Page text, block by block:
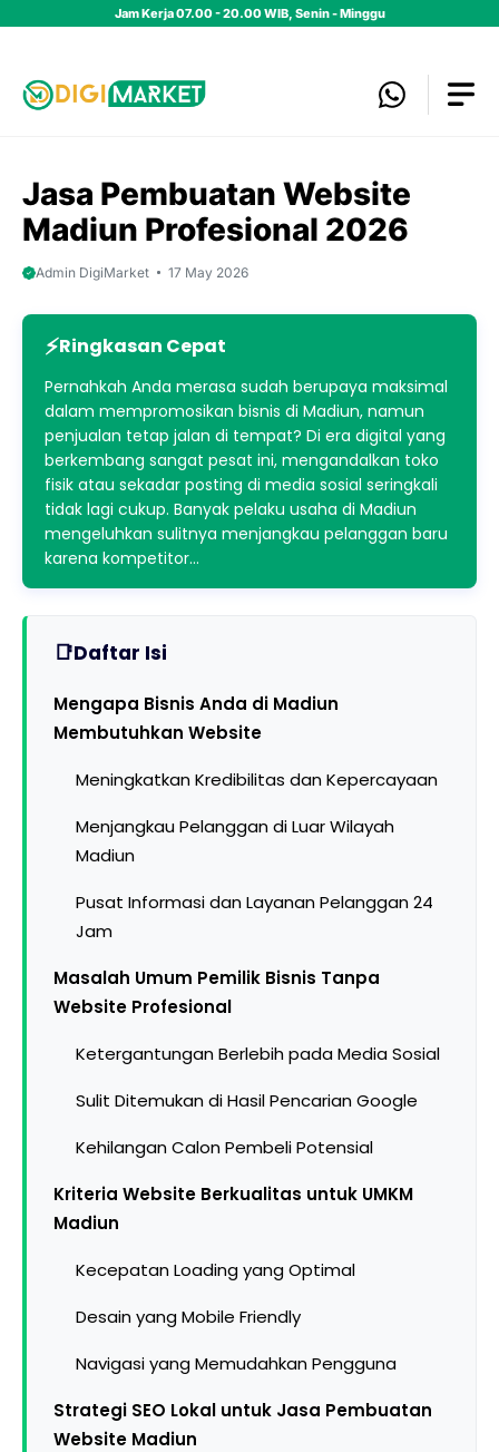
Jam Kerja 07.00 - 20.00 WIB, Senin - Minggu
Jasa Pembuatan Website
Madiun Profesional 2026
Admin DigiMarket 17 May 2026
Ringkasan Cepat
Pernahkah Anda merasa sudah berupaya maksimal
dalam mempromosikan bisnis di Madiun, namun
penjualan tetap jalan di tempat? Di era digital yang
berkembang sangat pesat ini, mengandalkan toko
fisik atau sekadar posting di media sosial seringkali
tidak lagi cukup. Banyak pelaku usaha di Madiun
mengeluhkan sulitnya menjangkau pelanggan baru
karena kompetitor…
Daftar Isi
Mengapa Bisnis Anda di Madiun
Membutuhkan Website
Meningkatkan Kredibilitas dan Kepercayaan
Menjangkau Pelanggan di Luar Wilayah
Madiun
Pusat Informasi dan Layanan Pelanggan 24
Jam
Masalah Umum Pemilik Bisnis Tanpa
Website Profesional
Ketergantungan Berlebih pada Media Sosial
Sulit Ditemukan di Hasil Pencarian Google
Kehilangan Calon Pembeli Potensial
Kriteria Website Berkualitas untuk UMKM
Madiun
Kecepatan Loading yang Optimal
Desain yang Mobile Friendly
Navigasi yang Memudahkan Pengguna
Strategi SEO Lokal untuk Jasa Pembuatan
Website Madiun